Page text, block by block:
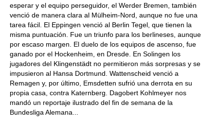
esperar y el equipo perseguidor, el Werder Bremen, también
venció de manera clara al Mülheim-Nord, aunque no fue una
tarea fácil. El Eppingen venció al Berlin Tegel, que tienen la
misma puntuación. Fue un triunfo para los berlineses, aunque
por escaso margen. El duelo de los equipos de ascenso, fue
ganado por el Hockenheim, en Dresde. En Solingen los
jugadores del Klingenstädt no permitieron más sorpresas y se
impusieron al Hansa Dortmund. Wattenscheid venció a
Remagen y, por último, Emsdetten sufrió una derrota en su
propia casa, contra Katernberg. Dagobert Kohlmeyer nos
mandó un reportaje ilustrado del fin de semana de la
Bundesliga Alemana...